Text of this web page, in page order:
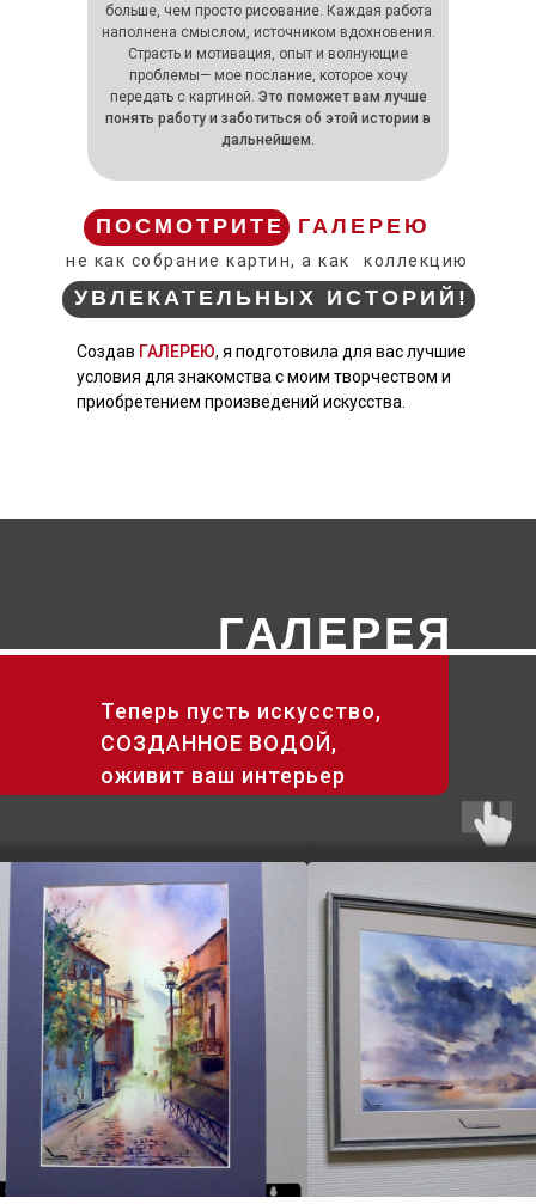
ПОСМОТРИТЕ
УВЛЕКАТЕЛЬНЫХ ИСТОРИЙ!
ГАЛЕРЕЮ
больше, чем просто рисование. Каждая работа
наполнена смыслом, источником вдохновения.
Страсть и мотивация, опыт и волнующие
проблемы— мое послание, которое хочу
передать с картиной. Это поможет вам лучше
понять работу и заботиться об этой истории в
дальнейшем.
не как собрание картин, а как коллекцию
Создав ГАЛЕРЕЮ, я подготовила для вас лучшие
условия для знакомства с моим творчеством и
приобретением произведений искусства.
ГАЛЕРЕЯ
Теперь пусть искусство,
СОЗДАННОЕ ВОДОЙ,
оживит ваш интерьер